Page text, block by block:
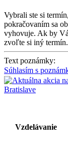
Vybrali ste si
pokračovaním sa
vyhovuje. Ak by
zvoľte si iný termín.
Text poznámky:
Súhlasím s
Vzdelávanie